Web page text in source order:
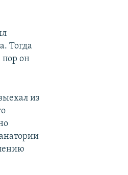
Тогда
пор он
из